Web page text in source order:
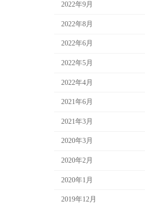
2022年9月
2022年8月
2022年6月
2022年5月
2022年4月
2021年6月
2021年3月
2020年3月
2020年2月
2020年1月
2019年12月